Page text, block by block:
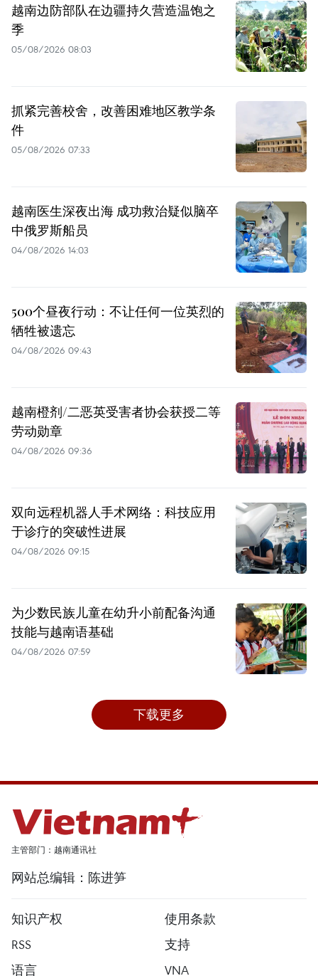
越南边防部队在边疆持久营造温饱之
季
05/08/2026 08:03
抓紧完善校舍，改善困难地区教学条
件
05/08/2026 07:33
越南医生深夜出海 成功救治疑似脑卒
中俄罗斯船员
04/08/2026 14:03
500个昼夜行动：不让任何一位英烈的
牺牲被遗忘
04/08/2026 09:43
越南橙剂/二恶英受害者协会获授二等
劳动勋章
04/08/2026 09:36
双向远程机器人手术网络：科技应用
于诊疗的突破性进展
04/08/2026 09:15
为少数民族儿童在幼升小前配备沟通
技能与越南语基础
04/08/2026 07:59
下载更多
主管部门：越南通讯社
网站总编辑：陈进笋
知识产权
使用条款
RSS
支持
语言
VNA